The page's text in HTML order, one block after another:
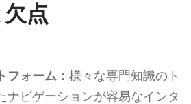
点
フォーム： 様々な専門知識のト
ナビゲーションが容易なインタ